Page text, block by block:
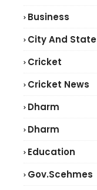
Business
City And State
Cricket
Cricket News
Dharm
Dharm
Education
Gov.scehmes